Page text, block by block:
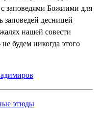
заповедями Божиими для
заповедей десницей
нашей совести
будем никогда этого
этюды